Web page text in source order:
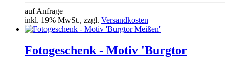
auf Anfrage
inkl. 19% MwSt., zzgl. Versandkosten
Fotogeschenk - Motiv 'Burgtor